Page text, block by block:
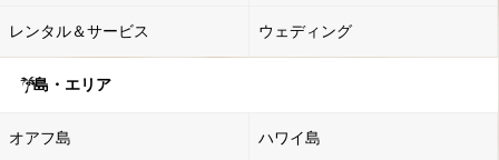
レンタル＆サービス ウェディング
島・エリア
オアフ島 ハワイ島